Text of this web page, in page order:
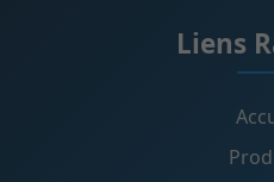
Liens